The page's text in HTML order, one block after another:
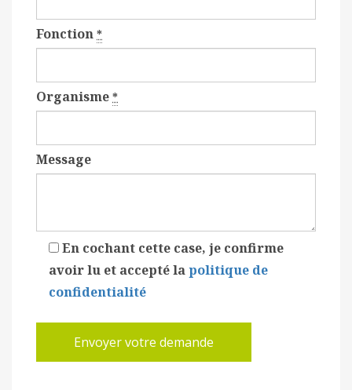
Fonction *
Organisme *
Message
En cochant cette case, je confirme
avoir lu et accepté lapolitique de
confidentialité